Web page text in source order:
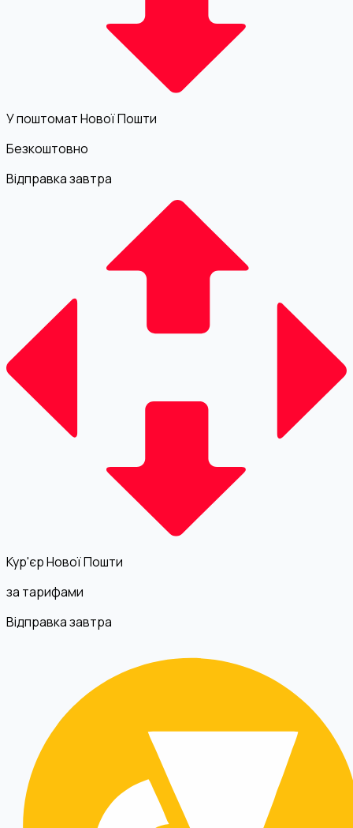
У поштомат Нової Пошти
Безкоштовно
Відправка завтра
Кур'єр Нової Пошти
за тарифами
Відправка завтра